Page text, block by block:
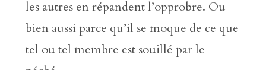
les autres en répandent l’opprobre. Ou
bien aussi parce qu’il se moque de ce que
tel ou tel membre est souillé par le